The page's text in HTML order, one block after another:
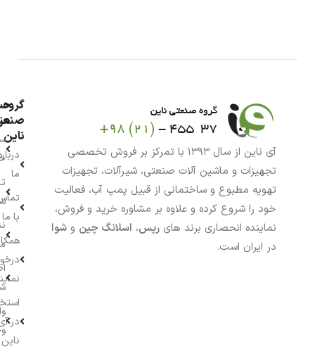
آی ناین از سال ۱۳۹۳ با تمرکز بر فروش تخصصی
تجهیزات و ماشین آلات صنعتی، شیرآلات، تجهیزات
تهویه مطبوع و ساختمانی از قبیل پمپ آب، فعالیت
خود را شروع کرده و علاوه بر مشاوره خرید و فروش،
نماینده انحصاری برند های رپس، اسلانگ چین و شوا
در ایران است.
گروه
ناین
ما
با ما
در
ناین